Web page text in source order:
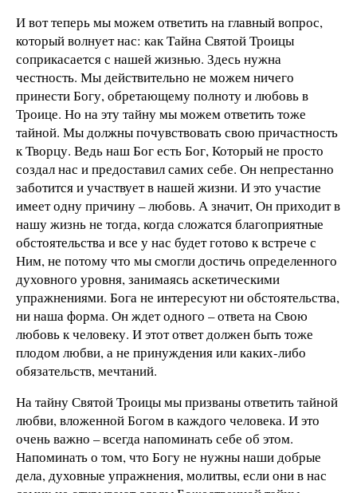
И вот теперь мы можем ответить на главный вопрос,
который волнует нас: как Тайна Святой Троицы
соприкасается с нашей жизнью. Здесь нужна
честность. Мы действительно не можем ничего
принести Богу, обретающему полноту и любовь в
Троице. Но на эту тайну мы можем ответить тоже
тайной. Мы должны почувствовать свою причастность
к Творцу. Ведь наш Бог есть Бог, Который не просто
создал нас и предоставил самих себе. Он непрестанно
заботится и участвует в нашей жизни. И это участие
имеет одну причину – любовь. А значит, Он приходит в
нашу жизнь не тогда, когда сложатся благоприятные
обстоятельства и все у нас будет готово к встрече с
Ним, не потому что мы смогли достичь определенного
духовного уровня, занимаясь аскетическими
упражнениями. Бога не интересуют ни обстоятельства,
ни наша форма. Он ждет одного – ответа на Свою
любовь к человеку. И этот ответ должен быть тоже
плодом любви, а не принуждения или каких-либо
обязательств, мечтаний.
На тайну Святой Троицы мы призваны ответить тайной
любви, вложенной Богом в каждого человека. И это
очень важно – всегда напоминать себе об этом.
Напоминать о том, что Богу не нужны наши добрые
дела, духовные упражнения, молитвы, если они в нас